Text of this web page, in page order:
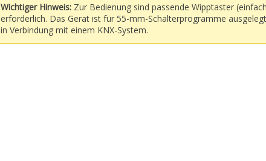
Wichtiger Hinweis: Zur Bedienung sind passende Wipptaster
erforderlich. Das Gerät ist für 55-mm-Schalterprogramme
in Verbindung mit einem KNX-System.